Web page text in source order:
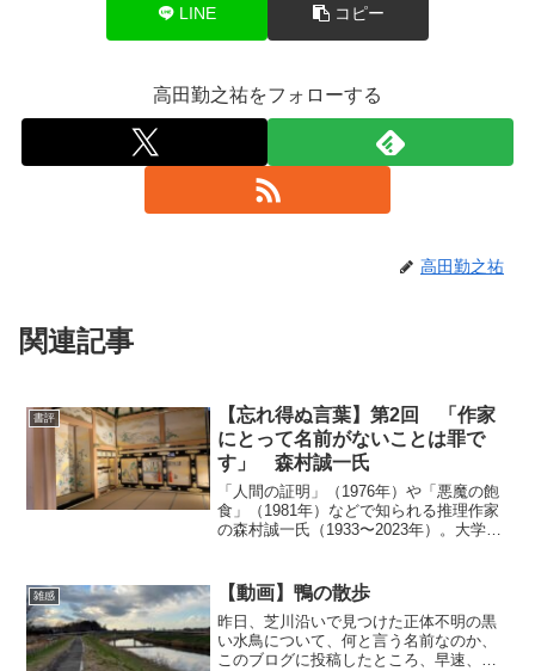
LINE コピー
高田勤之祐をフォローする
高田勤之祐
関連記事
書評
【忘れ得ぬ言葉】第2回 「作家
にとって名前がないことは罪で
す」 森村誠一氏
「人間の証明」（1976年）や「悪魔の飽
食」（1981年）などで知られる推理作家
の森村誠一氏（1933〜2023年）。大学卒
ビューしたことで、「苦労人」のイメー
ジがあり...
雑感 【動画】鴨の散歩
昨日、芝川沿いで見つけた正体不明の黒
い水鳥について、何と言う名前なのか、
このブログに投稿したところ、早速、宮